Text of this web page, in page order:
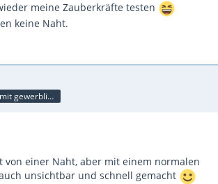
meine Zauberkräfte testen
keine Naht.
Mitglieder mit gewerblicher Verbindung, auch als Mitarbeiter/in
von einer Naht, aber mit einem normalen
unsichtbar und schnell gemacht